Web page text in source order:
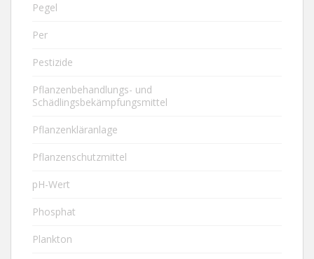
Pegel
Per
Pestizide
Pflanzenbehandlungs- und
Schädlingsbekämpfungsmittel
Pflanzenkläranlage
Pflanzenschutzmittel
pH-Wert
Phosphat
Plankton